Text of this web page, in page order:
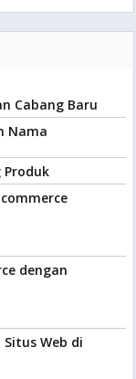
Cabang Baru
Nama
Produk
dengan
Web di